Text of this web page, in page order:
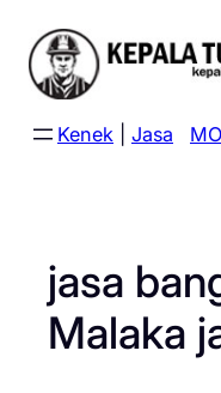
content
Kenek Jasa
jasa
Malaka